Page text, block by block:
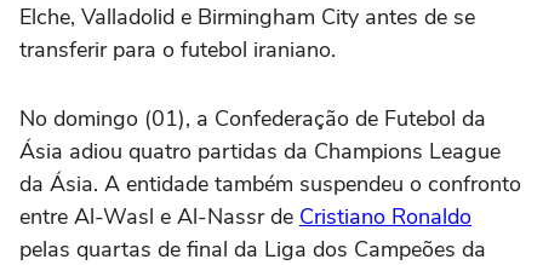
Elche, Valladolid e Birmingham City antes de se
transferir para o futebol iraniano.
No domingo (01), a Confederação de Futebol da
Ásia adiou quatro partidas da Champions League
da Ásia. A entidade também suspendeu o confronto
entre Al-Wasl e Al-Nassr de Cristiano Ronaldo
pelas quartas de final da Liga dos Campeões da